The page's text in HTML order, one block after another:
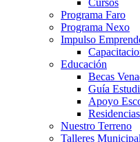
Cursos
Programa Faro
Programa Nexo
Impulso
Educación
Becas
Guía
Apoyo
Residencias
Nuestro Terreno
Talleres